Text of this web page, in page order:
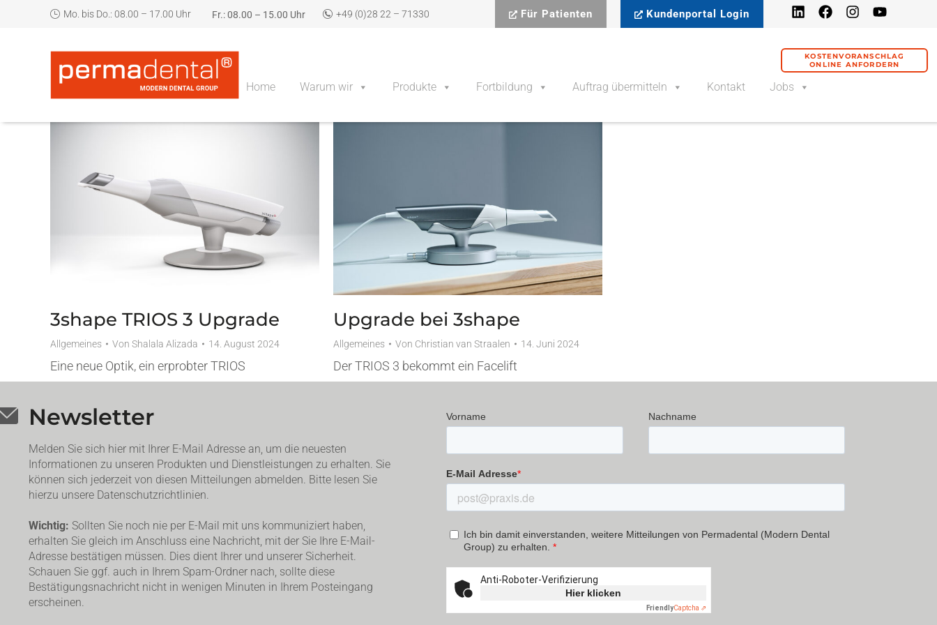
Mo. bis Do.: 08.00 – 17.00 Uhr Fr.: 08.00 – 15.00 Uhr +49 (0)28 22 – 71330 Für Patienten Kundenportal Login
Home Warum wir Produkte Fortbildung Auftrag übermitteln Kontakt Jobs
KOSTENVORANSCHLAG
ONLINE ANFORDERN
3shape TRIOS 3 Upgrade
Allgemeines Von Shalala Alizada 14. August 2024
Eine neue Optik, ein erprobter TRIOS
Upgrade bei 3shape
Allgemeines Von Christian van Straalen 14. Juni 2024
Der TRIOS 3 bekommt ein Facelift
Newsletter
Melden Sie sich hier mit Ihrer E-Mail Adresse an, um die neuesten
Informationen zu unseren Produkten und Dienstleistungen zu erhalten. Sie
können sich jederzeit von diesen Mitteilungen abmelden. Bitte lesen Sie
hierzu unsere Datenschutzrichtlinien.
Wichtig: Sollten Sie noch nie per E-Mail mit uns kommuniziert haben,
erhalten Sie gleich im Anschluss eine Nachricht, mit der Sie Ihre E-Mail-
Adresse bestätigen müssen. Dies dient Ihrer und unserer Sicherheit.
Schauen Sie ggf. auch in Ihrem Spam-Ordner nach, sollte diese
Bestätigungsnachricht nicht in wenigen Minuten in Ihrem Posteingang
erscheinen.